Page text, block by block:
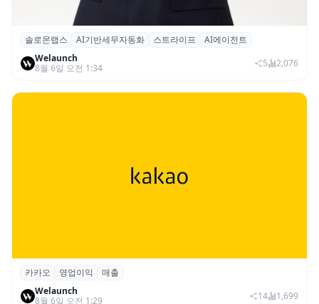
솔로몬랩스, 스트라이프 출신 이창헌 영입…
절세 전략 AI 에이전트 개발 본격화
솔로몬랩스 AI기반세무자동화 스트라이프
AI에이전트
Welaunch
8월 6일 오전 1:34
5 2,076
카카오, 2026년 2분기 매출 2조985억·영업
이익 2770억…역대 분기 최대
카카오 영업이익
매출
Welaunch
8월 6일 오전 1:29
14 1,699